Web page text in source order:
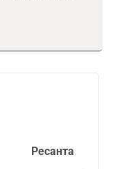
Ресанта